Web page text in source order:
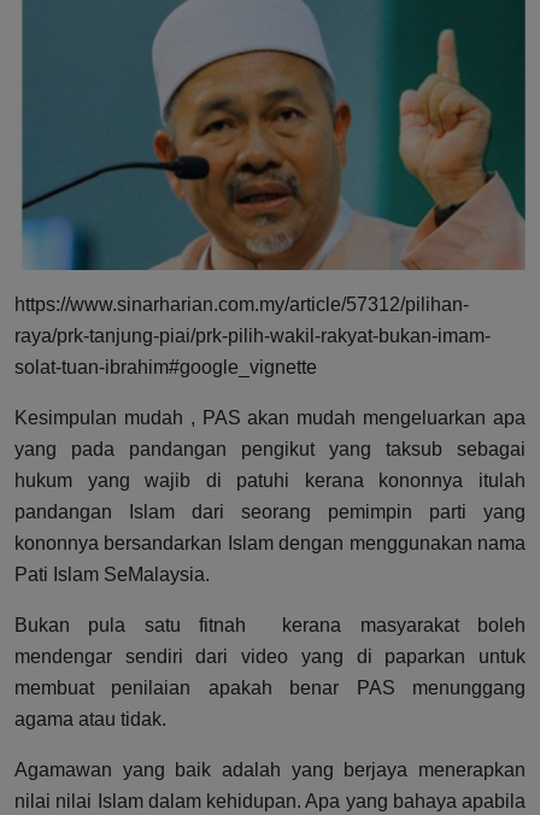
https://www.sinarharian.com.my/article/57312/pilihan-
raya/prk-tanjung-piai/prk-pilih-wakil-rakyat-bukan-imam-
solat-tuan-ibrahim#google_vignette
Kesimpulan mudah , PAS akan mudah mengeluarkan apa
yang pada pandangan pengikut yang taksub sebagai
hukum yang wajib di patuhi kerana kononnya itulah
pandangan Islam dari seorang pemimpin parti yang
kononnya bersandarkan Islam dengan menggunakan nama
Pati Islam SeMalaysia.
Bukan pula satu fitnah
kerana masyarakat boleh
mendengar sendiri dari video yang di paparkan untuk
membuat penilaian apakah benar PAS menunggang
agama atau tidak.
Agamawan yang baik adalah yang berjaya menerapkan
nilai nilai Islam dalam kehidupan. Apa yang bahaya apabila